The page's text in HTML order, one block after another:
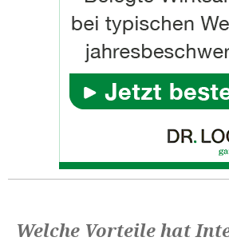
Welche Vorteile hat